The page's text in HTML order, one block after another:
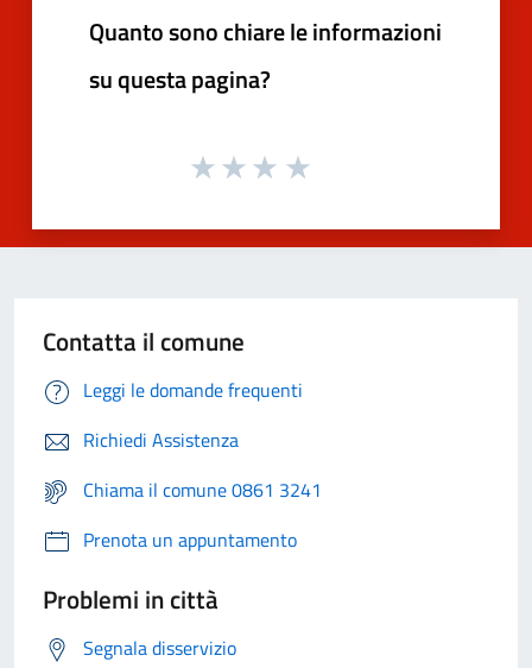
Quanto sono chiare le informazioni
su questa pagina?
Contatta il comune
Leggi le domande frequenti
Richiedi Assistenza
Chiama il comune 0861 3241
Prenota un appuntamento
Problemi in città
Segnala disservizio